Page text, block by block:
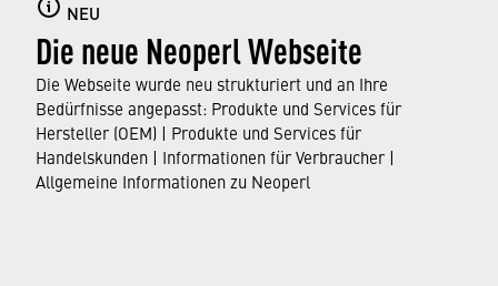
NEU
Die neue Neoperl Webseite
Die Webseite wurde neu strukturiert und an Ihre
Bedürfnisse angepasst: Produkte und Services für
Hersteller (OEM) | Produkte und Services für
Handelskunden | Informationen für Verbraucher |
Allgemeine Informationen zu Neoperl